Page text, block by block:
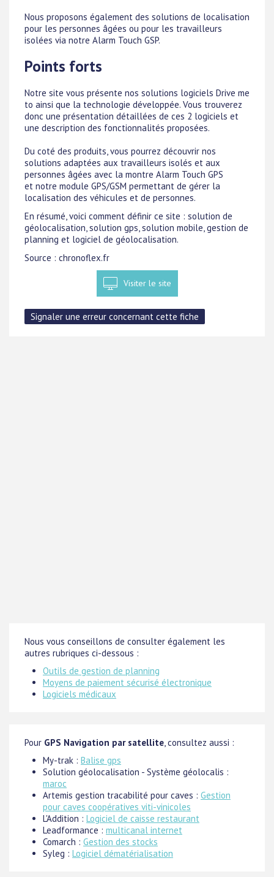
Nous proposons également des solutions de localisation
pour les personnes âgées ou pour les travailleurs
isolées via notre Alarm Touch GSP.
Points forts
Notre site vous présente nos solutions logiciels Drive me
to ainsi que la technologie développée. Vous trouverez
donc une présentation détaillées de ces 2 logiciels et
une description des fonctionnalités proposées.
Du coté des produits, vous pourrez découvrir nos
solutions adaptées aux travailleurs isolés et aux
personnes âgées avec la montre Alarm Touch GPS
et notre module GPS/GSM permettant de gérer la
localisation des véhicules et de personnes.
En résumé, voici comment définir ce site : solution de
géolocalisation, solution gps, solution mobile, gestion de
planning et logiciel de géolocalisation.
Source : chronoflex.fr
Visiter le site
Nous vous conseillons de consulter également les
autres rubriques ci-dessous :
Outils de gestion de planning
Moyens de paiement sécurisé électronique
Logiciels médicaux
Pour GPS Navigation par satellite, consultez aussi :
My-trak : Balise gps
Solution géolocalisation - Système géolocalis :
maroc
Artemis gestion tracabilité pour caves : Gestion
pour caves coopératives viti-vinicoles
L'Addition : Logiciel de caisse restaurant
Leadformance : multicanal internet
Comarch : Gestion des stocks
Syleg : Logiciel dématérialisation